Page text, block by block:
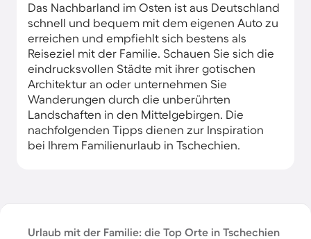
Das Nachbarland im Osten ist aus Deutschland
schnell und bequem mit dem eigenen Auto zu
erreichen und empfiehlt sich bestens als
Reiseziel mit der Familie. Schauen Sie sich die
eindrucksvollen Städte mit ihrer gotischen
Architektur an oder unternehmen Sie
Wanderungen durch die unberührten
Landschaften in den Mittelgebirgen. Die
nachfolgenden Tipps dienen zur Inspiration
bei Ihrem Familienurlaub in Tschechien.
Urlaub mit der Familie: die Top Orte in Tschechien